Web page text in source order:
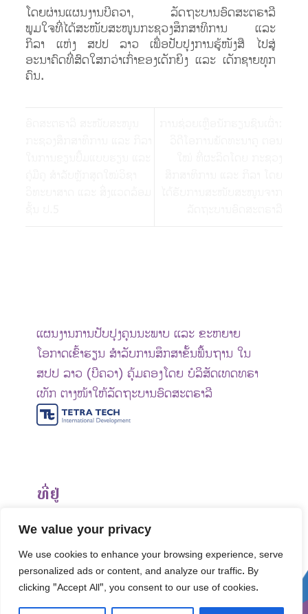
We value your privacy
We use cookies to enhance your browsing experience, serve
personalized ads or content, and analyze our traffic. By
clicking "Accept All", you consent to our use of cookies.
ໂດຍຜ່ານແຜນງານບີຄວາ, ລັດຖະບານອົດສະຕຣາລີ
ພູມໃຈທີ່ໄດ້ສະໜັບສະໜູນກະຊວງສຶກສາທິການ ແລະ
ກິລາ ແຫ່ງ ສປປ ລາວ ເພື່ອປັບປຸງການຮູ້ໜັງສື ໄປສູ່
ອະນາຄົດທີ່ສົດໃສກວ່າເກົ່າຂອງເດັກຍິງ ແລະ ເດັກຊາຍທຸກ
ຄົນ.
ແຜນງານການປັບປຸງຄຸນນະພາບ ແລະ ຂະຫຍາຍ
ໂອກາດເຂົ້າຮຽນ ສຳລັບການສຶກສາຂັ້ນພື້ນຖານ ໃນ
ສປປ ລາວ (ບີຄວາ) ຄຸ້ມຄອງໂດຍ ບໍລິສັດເທດທຣາ
ເທັກ ຕາງໜ້າໃຫ້ລັດຖະບານອົດສະຕຣາລີ
ທີ່ຢູ່
ກະຊວງສຶກສາທິການ ແລະ ກິລາ
ເລກທີ 1, ຖະໜົນລ້ານຊ້າງ, ນະຄອນຫຼວງວຽງຈັນ
ສາທາລະນະລັດ ປະຊາທິປະໄຕ ປະຊາຊົນລາວ
ໂທລະສັບ: +856-30 5412422